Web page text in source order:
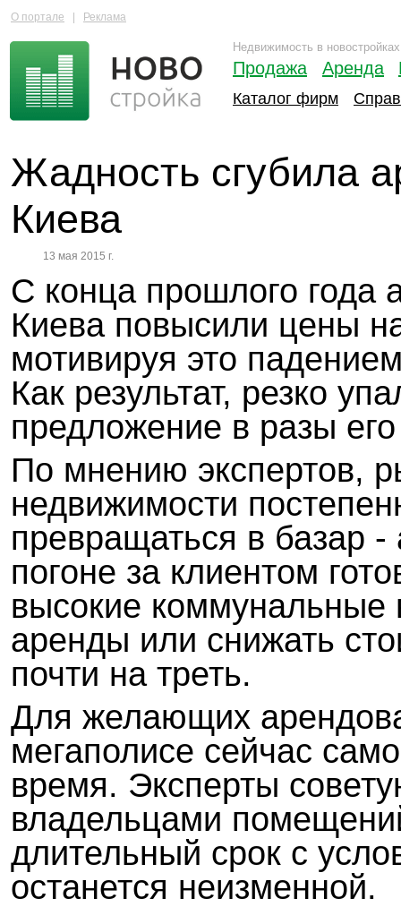
О портале Реклама
Недвижимость в
Продажа Аренда
Каталог фирм
Жадность сгубила
Киева
13 мая 2015 г.
С конца прошлого года
Киева повысили цены
мотивируя это
Как результат, резко
предложение в разы
По мнению экспертов,
недвижимости
превращаться в базар -
погоне за клиентом
высокие коммунальные
аренды или снижать
почти на треть.
Для желающих
мегаполисе сейчас
время. Эксперты
владельцами
длительный срок с
останется неизменной.